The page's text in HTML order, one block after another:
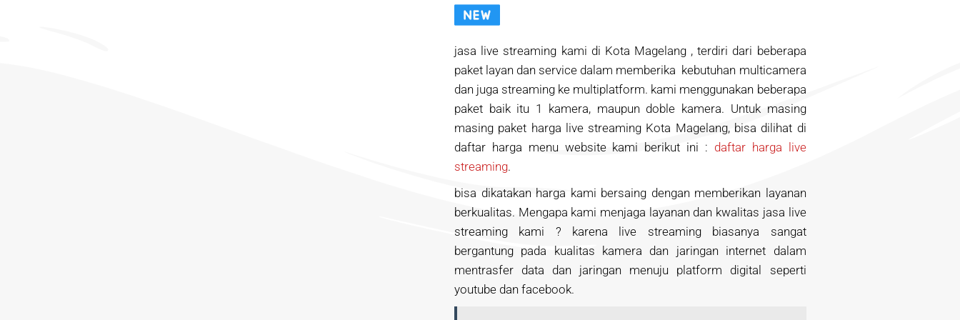
jasa live streaming kami di Kota Magelang , terdiri dari beberapa
paket layan dan service dalam memberika kebutuhan multicamera
dan juga streaming ke multiplatform. kami menggunakan beberapa
paket baik itu 1 kamera, maupun doble kamera. Untuk masing
masing paket harga live streaming Kota Magelang, bisa dilihat di
daftar harga menu website kami berikut ini : daftar harga live
streaming.
bisa dikatakan harga kami bersaing dengan memberikan layanan
berkualitas. Mengapa kami menjaga layanan dan kwalitas jasa live
streaming kami ? karena live streaming biasanya sangat
bergantung pada kualitas kamera dan jaringan internet dalam
mentrasfer data dan jaringan menuju platform digital seperti
youtube dan facebook.